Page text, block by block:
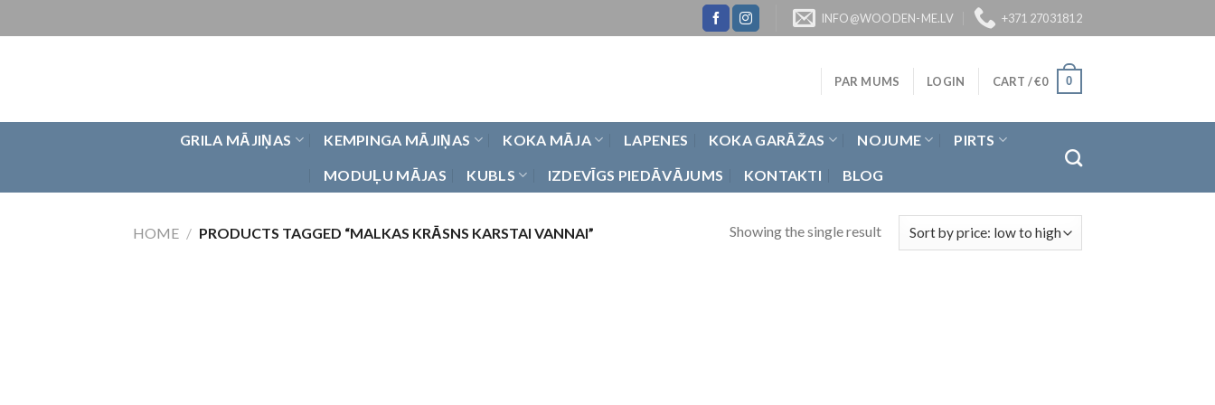
to
INFO@WOODEN-ME.LV +371 27031812
PAR MUMS LOGIN CART /€0 0
GRILA MĀJIŅAS KEMPINGA MĀJIŅAS KOKA MĀJA LAPENES KOKA GARĀŽAS NOJUME PIRTS
MODUĻU MĀJAS KUBLS IZDEVĪGS PIEDĀVĀJUMS KONTAKTI BLOG
HOME / PRODUCTS TAGGED “MALKAS KRĀSNS KARSTAI VANNAI” Showing the single result